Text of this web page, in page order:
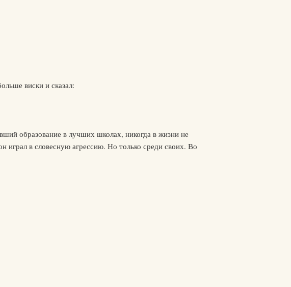
виски и сказал:
образование в лучших школах, никогда в жизни не
в словесную агрессию. Но только среди своих. Во